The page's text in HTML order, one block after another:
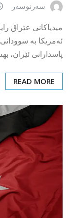
سەرنوسەر
میدیاکانی عێراق
ئەمریکا بە
پاسدارانی ئێران،
READ MORE